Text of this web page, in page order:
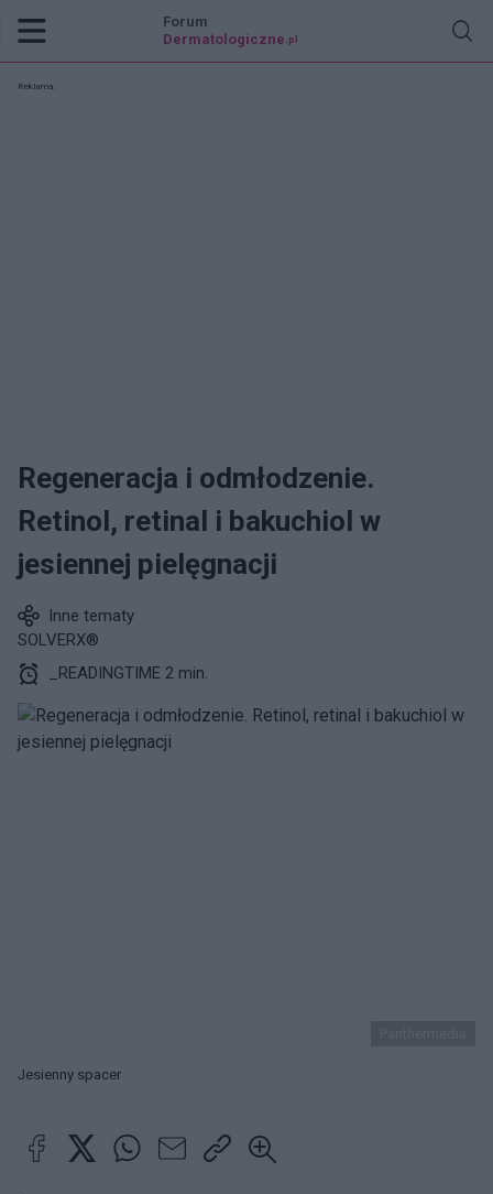
Forum
Dermatologiczne .pl
Reklama:
Regeneracja i odmłodzenie.
Retinol, retinal i bakuchiol w
jesiennej pielęgnacji
Inne tematy
SOLVERX®
_READINGTIME 2 min.
Jesienny spacer